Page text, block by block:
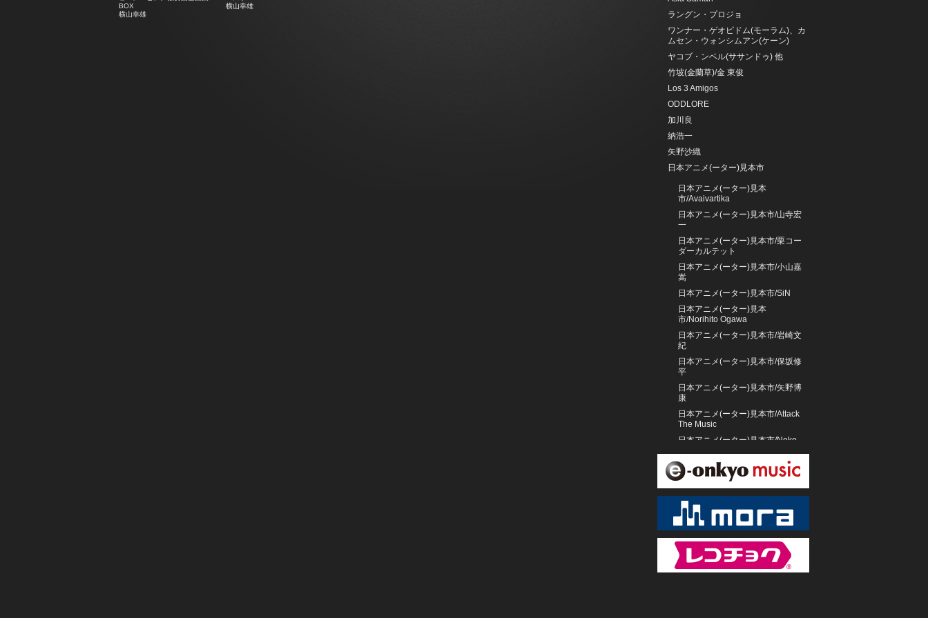
BOX
横山幸雄
横山幸雄
ラングン・プロジョ
ワンナー・ゲオピドム(モーラム)、カ
ムセン・ウォンシムアン(ケーン)
ヤコブ・ンベル(ササンドゥ) 他
竹坡(金蘭草)/金 東俊
Los 3 Amigos
ODDLORE
加川良
納浩一
矢野沙織
日本アニメ(ーター)見本市
日本アニメ(ーター)見本
市/Avaivartika
日本アニメ(ーター)見本市/山寺宏
一
日本アニメ(ーター)見本市/栗コー
ダーカルテット
日本アニメ(ーター)見本市/小山嘉
嵩
日本アニメ(ーター)見本市/SiN
日本アニメ(ーター)見本
市/Norihito Ogawa
日本アニメ(ーター)見本市/岩崎文
紀
日本アニメ(ーター)見本市/保坂修
平
日本アニメ(ーター)見本市/矢野博
康
日本アニメ(ーター)見本市/Attack
The Music
日本アニメ(ーター)見本市/Neko
日本アニメ(ーター)見本市/星野純
一
市/Yasuyuki Sasaki
日本アニメ(ーター)見本
市/TeddyLoid
市/TOMISIRO
日本アニメ(ーター)見本